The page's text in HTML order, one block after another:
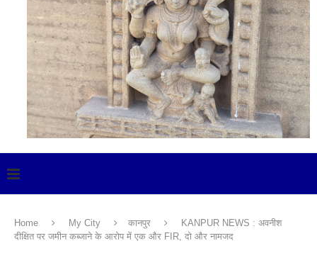
Home My City कानपुर
KANPUR NEWS : अवनीश
दीक्षित पर जमीन कब्जाने के आरोप में एक और FIR, दो और नामजद